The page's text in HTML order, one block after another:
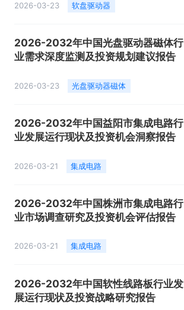
2026-03-23 软盘驱动器
2026-2032年中国光盘驱动器磁体行
业需求深度监测及投资规划建议报告
2026-03-23 光盘驱动器磁体
2026-2032年中国益阳市集成电路行
业发展运行现状及投资机会洞察报告
2026-03-21 集成电路
2026-2032年中国株洲市集成电路行
业市场调查研究及投资机会评估报告
2026-03-21 集成电路
2026-2032年中国软性线路板行业发
展运行现状及投资战略研究报告